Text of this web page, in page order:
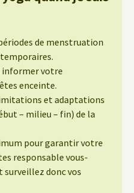
de menstruation
votre
enceinte.
et adaptations
– milieu – fin) de la
pour garantir votre
responsable vous-
donc vos